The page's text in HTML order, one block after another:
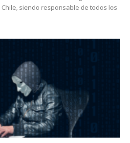
siendo responsable de todos los